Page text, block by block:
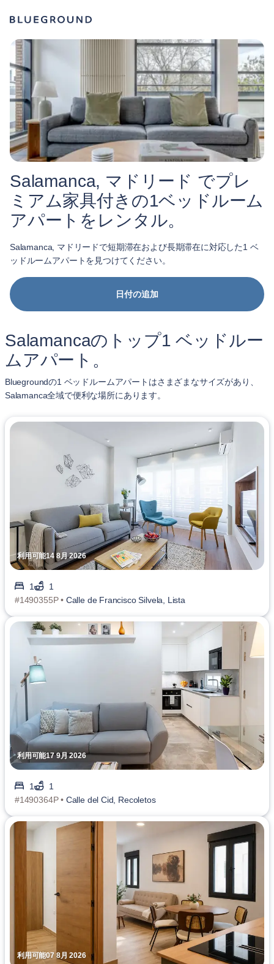
Salamanca, マドリード でプレ
ミアム家具付きの1ベッドルーム
アパートをレンタル。
Salamanca, マドリードで短期滞在および長期滞在に対応した1 ベ
ッドルームアパートを見つけてください。
日付の追加
Salamancaのトップ1 ベッドルー
ムアパート。
Bluegroundの1 ベッドルームアパートはさまざまなサイズがあり、
Salamanca全域で便利な場所にあります。
利用可能14 8月 2026
1
1
#1490355P • Calle de Francisco Silvela, Lista
利用可能17 9月 2026
1
1
#1490364P • Calle del Cid, Recoletos
利用可能07 8月 2026